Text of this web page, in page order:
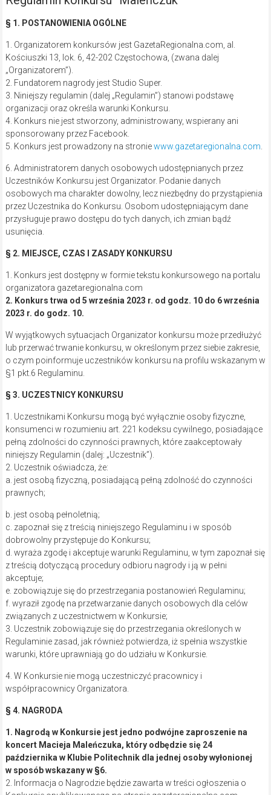
§ 1. POSTANOWIENIA OGÓLNE
1. Organizatorem konkursów jest GazetaRegionalna.com, al.
Kościuszki 13, lok. 6, 42-202 Częstochowa, (zwana dalej
„Organizatorem”).
2. Fundatorem nagrody jest Studio Super.
3. Niniejszy regulamin (dalej „Regulamin”) stanowi podstawę
organizacji oraz określa warunki Konkursu.
4. Konkurs nie jest stworzony, administrowany, wspierany ani
sponsorowany przez Facebook.
5. Konkurs jest prowadzony na stroniewww.gazetaregionalna.com
6. Administratorem danych osobowych udostępnianych przez
Uczestników Konkursu jest Organizator. Podanie danych
osobowych ma charakter dowolny, lecz niezbędny do przystąpienia
przez Uczestnika do Konkursu. Osobom udostępniającym dane
przysługuje prawo dostępu do tych danych, ich zmian bądź
usunięcia.
§ 2. MIEJSCE, CZAS I ZASADY KONKURSU
1. Konkurs jest dostępny w formie tekstu konkursowego na portalu
organizatora gazetaregionalna.com
2. Konkurs trwa od 5 września 2023 r. od godz. 10 do 6 września
2023 r. do godz. 10.
W wyjątkowych sytuacjach Organizator konkursu może przedłużyć
lub przerwać trwanie konkursu, w określonym przez siebie zakresie,
o czym poinformuje uczestników konkursu na profilu wskazanym w
§1 pkt.6 Regulaminu.
§ 3. UCZESTNICY KONKURSU
1. Uczestnikami Konkursu mogą być wyłącznie osoby fizyczne,
konsumenci w rozumieniu art. 221 kodeksu cywilnego, posiadające
pełną zdolności do czynności prawnych, które zaakceptowały
niniejszy Regulamin (dalej: „Uczestnik”).
2. Uczestnik oświadcza, że:
a. jest osobą fizyczną, posiadającą pełną zdolność do czynności
prawnych;
b. jest osobą pełnoletnią;
c. zapoznał się z treścią niniejszego Regulaminu i w sposób
dobrowolny przystępuje do Konkursu;
d. wyraża zgodę i akceptuje warunki Regulaminu, w tym zapoznał się
z treścią dotyczącą procedury odbioru nagrody i ją w pełni
akceptuje;
e. zobowiązuje się do przestrzegania postanowień Regulaminu;
f. wyraził zgodę na przetwarzanie danych osobowych dla celów
związanych z uczestnictwem w Konkursie;
3. Uczestnik zobowiązuje się do przestrzegania określonych w
Regulaminie zasad, jak również potwierdza, iż spełnia wszystkie
warunki, które uprawniają go do udziału w Konkursie.
4. W Konkursie nie mogą uczestniczyć pracownicy i
współpracownicy Organizatora.
§ 4. NAGRODA
1. Nagrodą w Konkursie jest jedno podwójne zaproszenie na
koncert Macieja Maleńczuka, który odbędzie się 24
października w Klubie Politechnik dla jednej osoby wyłonionej
w sposób wskazany w §6.
2. Informacja o Nagrodzie będzie zawarta w treści ogłoszenia o